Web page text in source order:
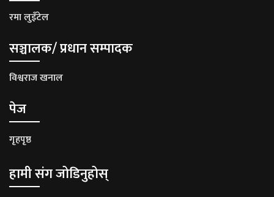
रमा लुइँटेल
सञ्चालक/ प्रधान सम्पादक
विश्वराज खनाल
पेज
गृहपृष्ठ
हामी संग जोडिनुहोस्